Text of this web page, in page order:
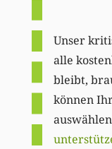
Unser
alle
bleibt,
können